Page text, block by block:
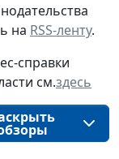
на RSS-ленту.
справки
см.здесь